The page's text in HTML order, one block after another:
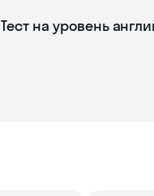
Тест на уровень